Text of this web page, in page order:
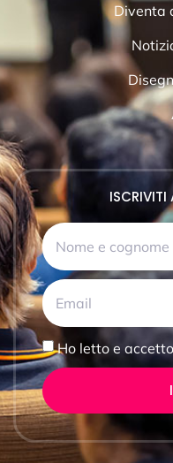
Diventa
ISCRIVITI
Ho letto e